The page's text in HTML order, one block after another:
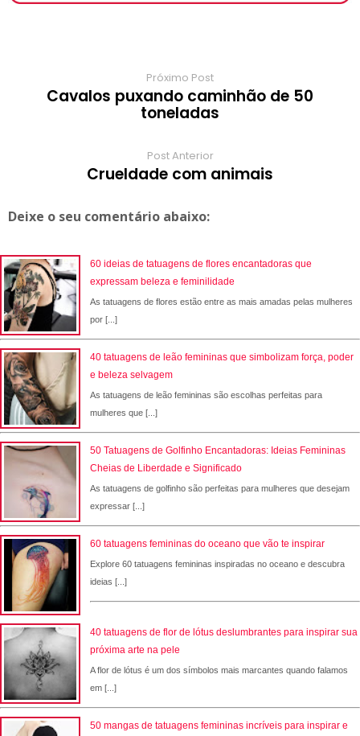
k p s r m
Próximo Post
Cavalos puxando caminhão de 50
toneladas
Post Anterior
Crueldade com animais
Deixe o seu comentário abaixo:
60 ideias de tatuagens de flores encantadoras que
expressam beleza e feminilidade
As tatuagens de flores estão entre as mais amadas pelas mulheres
por [...]
40 tatuagens de leão femininas que simbolizam força, poder
e beleza selvagem
As tatuagens de leão femininas são escolhas perfeitas para
mulheres que [...]
50 Tatuagens de Golfinho Encantadoras: Ideias Femininas
Cheias de Liberdade e Significado
As tatuagens de golfinho são perfeitas para mulheres que desejam
expressar [...]
60 tatuagens femininas do oceano que vão te inspirar
Explore 60 tatuagens femininas inspiradas no oceano e descubra
ideias [...]
40 tatuagens de flor de lótus deslumbrantes para inspirar sua
próxima arte na pele
A flor de lótus é um dos símbolos mais marcantes quando falamos
em [...]
50 mangas de tatuagens femininas incríveis para inspirar e